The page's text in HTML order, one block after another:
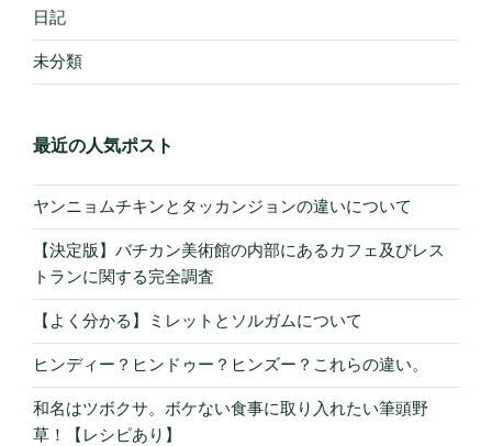
日記
未分類
最近の人気ポスト
ヤンニョムチキンとタッカンジョンの違いについて
【決定版】バチカン美術館の内部にあるカフェ及びレス
トランに関する完全調査
【よく分かる】ミレットとソルガムについて
ヒンディー？ヒンドゥー？ヒンズー？これらの違い。
和名はツボクサ。ボケない食事に取り入れたい筆頭野
草！【レシピあり】